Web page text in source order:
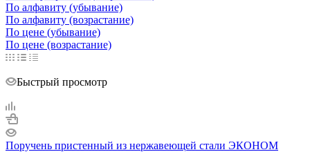
По алфавиту (убывание)
По алфавиту (возрастание)
По цене (убывание)
По цене (возрастание)
Быстрый просмотр
Поручень пристенный из нержавеющей стали ЭКОНОМ